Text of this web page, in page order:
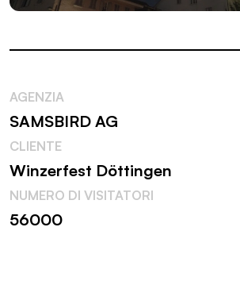
AGENZIA
SAMSBIRD AG
CLIENTE
Winzerfest Döttingen
NUMERO DI VISITATORI
56000